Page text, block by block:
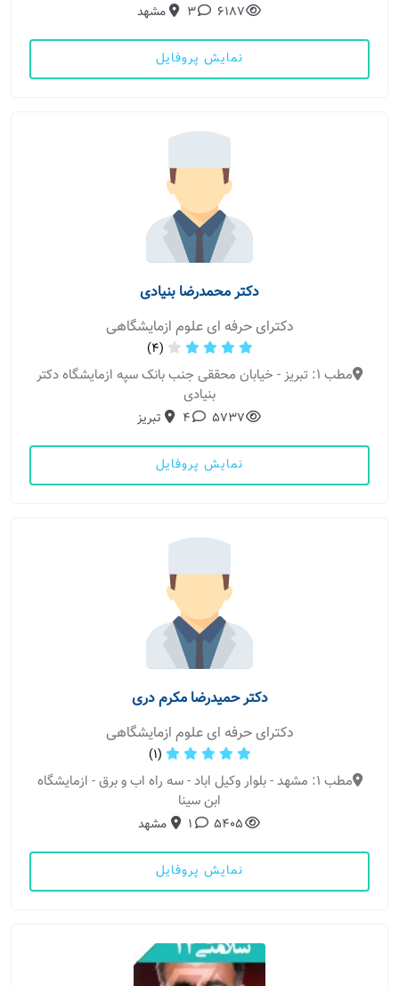
6187
3 مشهد
نمایش پروفایل
دکتر محمدرضا بنیادی
دکترای حرفه ای علوم ازمایشگاهی
(4)
مطب 1: تبریز - خیابان محققی جنب بانک سپه ازمایشگاه دکتر
بنیادی
5737
4 تبریز
نمایش پروفایل
دکتر حمیدرضا مکرم دری
دکترای حرفه ای علوم ازمایشگاهی
(1)
مطب 1: مشهد - بلوار وکیل اباد - سه راه اب و برق - ازمایشگاه
ابن سینا
5405
1 مشهد
نمایش پروفایل